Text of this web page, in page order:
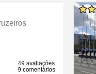
49 avaliações
9 comentários